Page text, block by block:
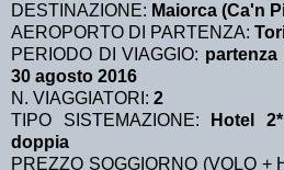
DESTINAZIONE: Maiorca (Ca'n
AEROPORTO DI PARTENZA:
PERIODO DI VIAGGIO:
30 agosto 2016
N. VIAGGIATORI: 2
TIPO SISTEMAZIONE:
Hotel
doppia
PREZZO SOGGIORNO (VOLO +